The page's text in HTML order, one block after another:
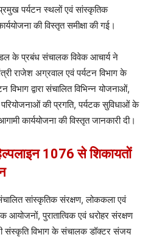
पर्यटन स्थलों एवं सांस्कृतिक
की विस्तृत समीक्षा की गई।
के प्रबंध संचालक विवेक आचार्य ने
राजेश अग्रवाल एवं पर्यटन विभाग के
विभाग द्वारा संचालित विभिन्न योजनाओं,
की प्रगति, पर्यटक सुविधाओं के
कार्ययोजना की विस्तृत जानकारी दी।
1076 से शिकायतों
सांस्कृतिक संरक्षण, लोककला एवं
पुरातात्विक एवं धरोहर संरक्षण
संस्कृति विभाग के संचालक डॉक्टर संजय